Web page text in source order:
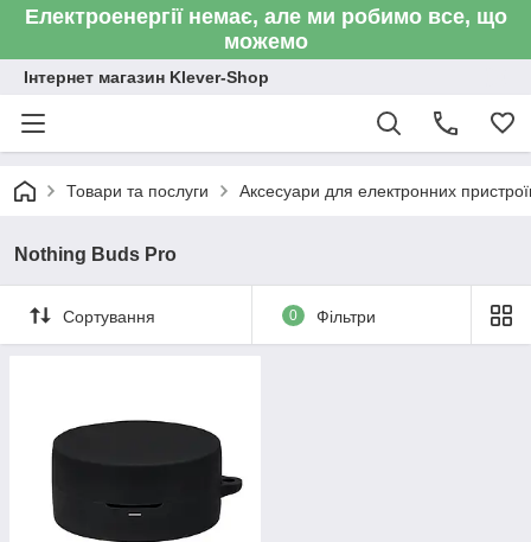
Електроенергії немає, але ми робимо все, що
можемо
Інтернет магазин Klever-Shop
Товари та послуги Аксесуари для електронних
Nothing Buds Pro
Сортування 0 Фільтри